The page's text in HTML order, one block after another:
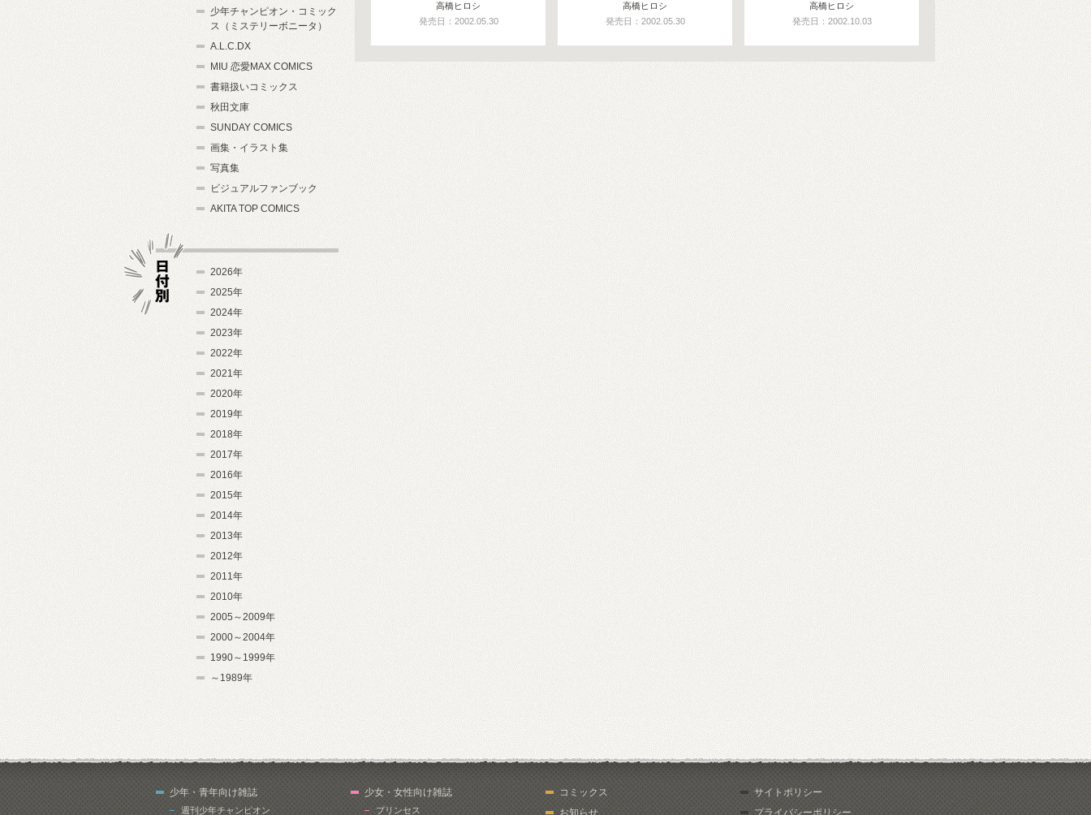
高橋ヒロシ
発売日：2002.05.30
高橋ヒロシ
発売日：2002.05.30
高橋ヒロシ
発売日：2002.10.03
少年チャンピオン・コミック
ス（ミステリーボニータ）
A.L.C.DX
MIU 恋愛MAX COMICS
書籍扱いコミックス
秋田文庫
SUNDAY COMICS
画集・イラスト集
写真集
ビジュアルファンブック
AKITA TOP COMICS
2026年
2025年
2024年
2023年
2022年
2021年
2020年
2019年
2018年
2017年
2016年
2015年
2014年
2013年
2012年
2011年
2010年
2005～2009年
2000～2004年
1990～1999年
～1989年
少年・青年向け雑誌
週刊少年チャンピオン
少女・女性向け雑誌
プリンセス
コミックス
お知らせ
サイトポリシー
プライバシーポリシー